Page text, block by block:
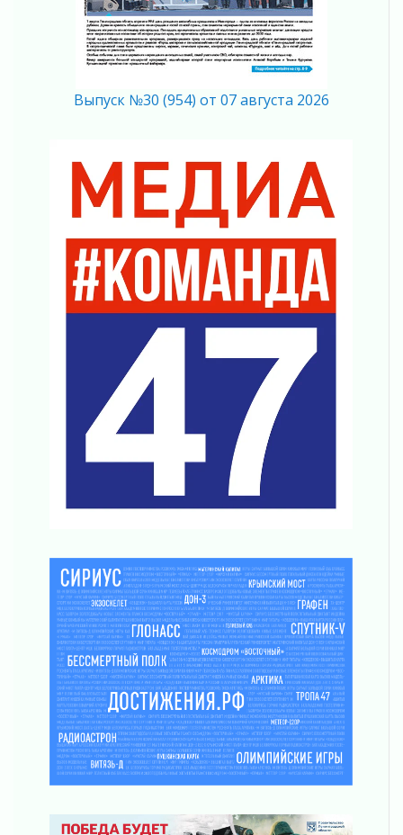
В Ленобласти растет потребление
мобильного трафика
04 августа 2026
Полумрак бьёт по карману
Вниманию автомобилистов!
Память, сталь и музыка
04 августа 2026
Регион готовится к выборам
04 августа 2026
Никакого принуждения, только письменное
согласие
04 августа 2026
Без риска для здоровья и кошелька
Важная информация
Что делать со сбережениями
04 августа 2026
Награды нашли строителей
Ленобласть повышает производительность
03 августа 2026
03 августа 2026
Ладожский мост полностью закроют на два
часа
03 августа 2026
Музеи Ленобласти обновляют пространства
03 августа 2026
Новая площадка: 2027
03 августа 2026
Часть медиков в Ленобласти сможет
рассчитывать на доплату от региона
03 августа 2026
За сутки в Ленинградской области
03 августа 2026
Выпуск №30 (954) от 07 августа 2026